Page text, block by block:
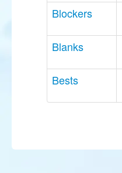
Blockers
Blanks
Bests